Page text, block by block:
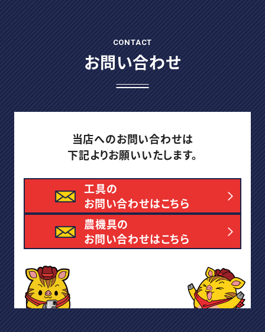
CONTACT
お問い合わせ
当店へのお問い合わせは
下記よりお願いいたします。
工具の
お問い合わせはこちら
農機具の
お問い合わせはこちら